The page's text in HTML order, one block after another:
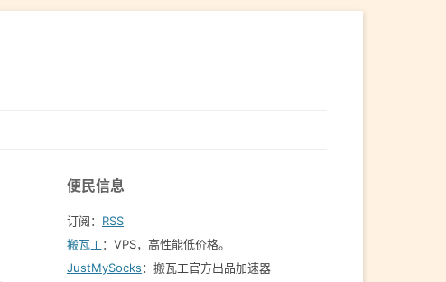
便民信息
订阅： RSS
搬瓦工：VPS，高性能低价格。️
JustMySocks：搬瓦工官方出品加速器